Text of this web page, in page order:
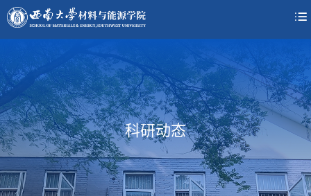

科研动态